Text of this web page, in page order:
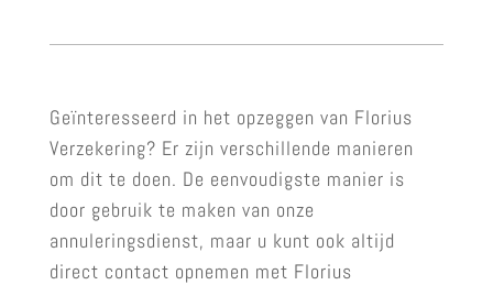
Geïnteresseerd in het opzeggen van Florius
Verzekering? Er zijn verschillende manieren
om dit te doen. De eenvoudigste manier is
door gebruik te maken van onze
annuleringsdienst, maar u kunt ook altijd
direct contact opnemen met Florius